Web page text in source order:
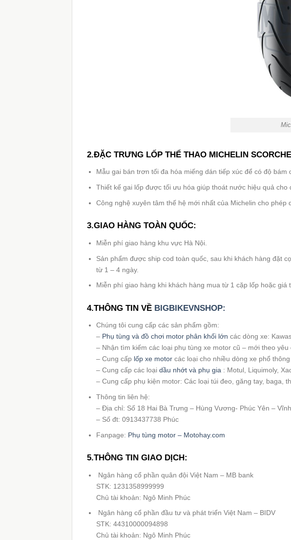
2.ĐẶC TRƯNG LỐP THỂ THAO MICHELIN
Mẫu gai bán trơn tối đa hóa miếng dán tiếp xúc để có độ bám
Thiết kế gai lốp được tối ưu hóa giúp thoát nước hiệu quả cho
Công nghệ xuyên tâm thế hệ mới nhất của Michelin cho
3.GIAO HÀNG TOÀN QUỐC:
Miễn phí giao hàng khu vực Hà Nội.
Sản phẩm được ship cod toàn quốc, sau khi khách hàng đặt
từ 1 – 4 ngày.
Miễn phí giao hàng khi khách hàng mua từ 1 cặp lốp hoặc giá
4.THÔNG TIN VỀ BIGBIKEVNSHOP:
Chúng tôi cung cấp các sản phẩm gồm:
– Phụ tùng và đồ chơi motor phân khối lớn các dòng xe:
– Nhận tìm kiếm các loại phụ tùng xe motor cũ – mới theo yêu
– Cung cấp lốp xe motorcác loại cho nhiều dòng xe phổ
– Cung cấp các loại dầu nhớt và phụ gia: Motul, Liquimoly,
– Cung cấp phụ kiện motor: Các loại túi đeo, găng tay, baga,
Thông tin liên hệ:
– Địa chỉ: Số 18 Hai Bà Trưng – Hùng Vương- Phúc Yên –
– Số đt: 0913437738 Phúc
Fanpage: Phụ tùng motor – Motohay.com
5.THÔNG TIN GIAO DỊCH:
Ngân hàng cổ phần quân đội Việt Nam – MB bank
STK: 1231358999999
Chủ tài khoản: Ngô Minh Phúc
Ngân hàng cổ phần đầu tư và phát triển Việt Nam – BIDV
STK: 44310000094898
Chủ tài khoản: Ngô Minh Phúc